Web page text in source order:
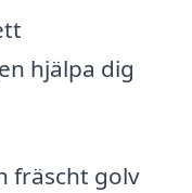
hjälpa dig
fräscht golv